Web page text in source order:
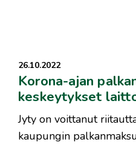
26.10.2022
Korona-ajan
keskeytykset
Jyty on voittanut
kaupungin